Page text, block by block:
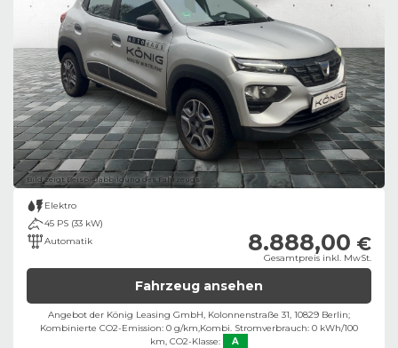
Bild zeigt Beispielabbildung des Fahrzeugs
Elektro
45 PS (33 kW)
Automatik
8.888,00 €
Gesamtpreis inkl. MwSt.
Fahrzeug ansehen
Angebot der König Leasing GmbH, Kolonnenstraße 31, 10829 Berlin;
Kombinierte CO2-Emission: 0 g/km,Kombi. Stromverbrauch: 0 kWh/100
km, CO2-Klasse: A